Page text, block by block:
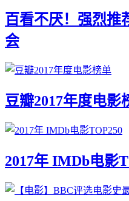
百看不厌！强烈推
会
豆瓣2017年度电影
2017年 IMDb电影